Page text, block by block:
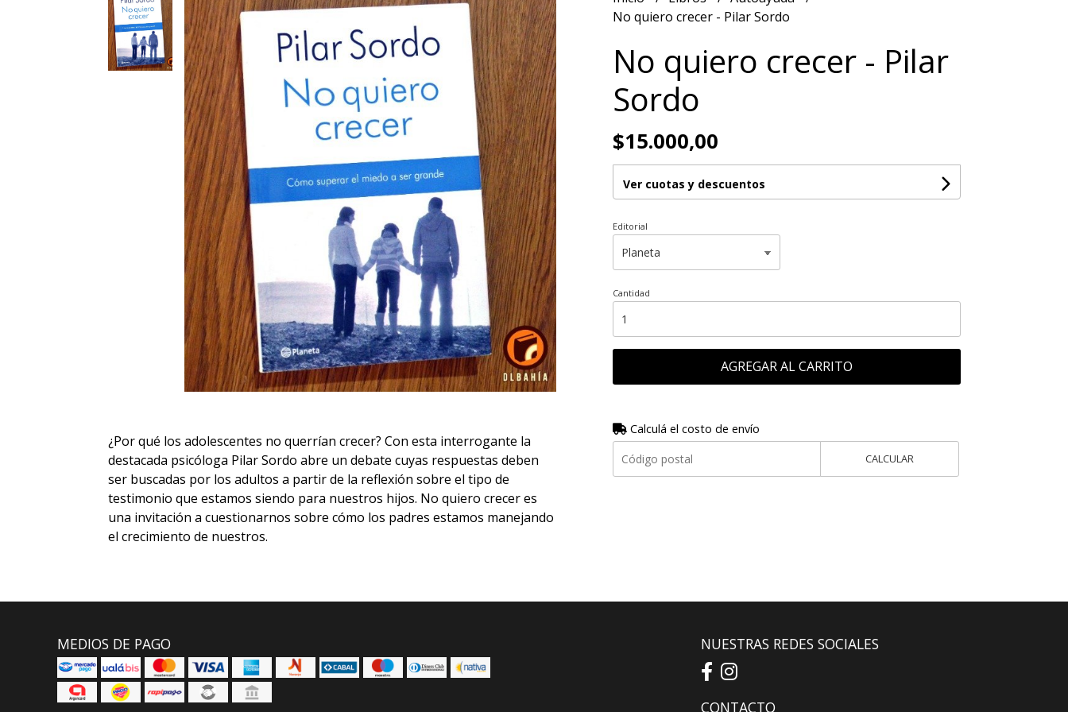
¿Por qué los adolescentes no querrían crecer? Con esta interrogante la
destacada psicóloga Pilar Sordo abre un debate cuyas respuestas deben
ser buscadas por los adultos a partir de la reflexión sobre el tipo de
testimonio que estamos siendo para nuestros hijos. No quiero crecer es
una invitación a cuestionarnos sobre cómo los padres estamos manejando
el crecimiento de nuestros.
No quiero crecer - Pilar Sordo
No quiero crecer - Pilar
Sordo
$15.000,00
Ver cuotas y descuentos
Editorial
Cantidad
AGREGAR AL CARRITO
Calculá el costo de envío
CALCULAR
MEDIOS DE PAGO NUESTRAS REDES SOCIALES
CONTACTO